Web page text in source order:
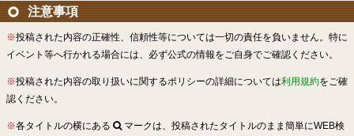
注意事項
※投稿された内容の正確性、信頼性等については一切の責任を負いません。特に
イベント等へ行かれる場合には、必ず公式の情報をご自身でご確認ください。
※投稿された内容の取り扱いに関するポリシーの詳細については利用規約をご確
認ください。
※各タイトルの横にある
マークは、投稿されたタイトルのまま簡単にWEB検